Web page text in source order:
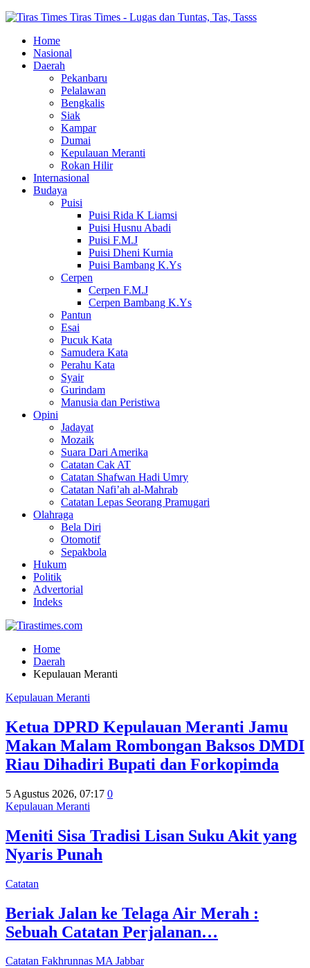
Tiras Times - Lugas dan Tuntas, Tas, Tasss
Home
Nasional
Daerah
Pekanbaru
Pelalawan
Bengkalis
Siak
Kampar
Dumai
Kepulauan Meranti
Rokan Hilir
Internasional
Budaya
Puisi
Puisi Rida K Liamsi
Puisi Husnu Abadi
Puisi F.M.J
Puisi Dheni Kurnia
Puisi Bambang K.Ys
Cerpen
Cerpen F.M.J
Cerpen Bambang K.Ys
Pantun
Esai
Pucuk Kata
Samudera Kata
Perahu Kata
Syair
Gurindam
Manusia dan Peristiwa
Opini
Jadayat
Mozaik
Suara Dari Amerika
Catatan Cak AT
Catatan Shafwan Hadi Umry
Catatan Nafi’ah al-Mahrab
Catatan Lepas Seorang Pramugari
Olahraga
Bela Diri
Otomotif
Sepakbola
Hukum
Politik
Advertorial
Indeks
Home
Daerah
Kepulauan Meranti
Kepulauan Meranti
Ketua DPRD Kepulauan Meranti Jamu
Makan Malam Rombongan Baksos DMDI
Riau Dihadiri Bupati dan Forkopimda
5 Agustus 2026, 07:17 0
Kepulauan Meranti
Meniti Sisa Tradisi Lisan Suku Akit yang
Nyaris Punah
Catatan
Beriak Jalan ke Telaga Air Merah :
Sebuah Catatan Perjalanan…
Catatan Fakhrunnas MA Jabbar